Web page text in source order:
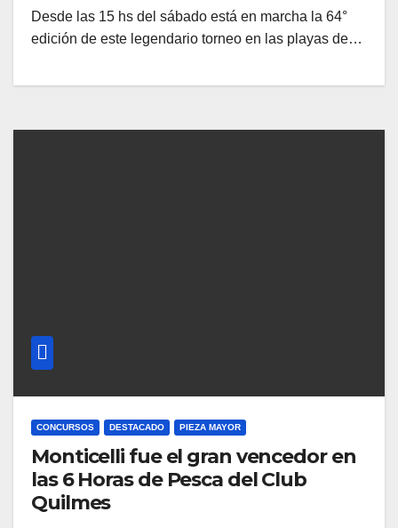
Desde las 15 hs del sábado está en marcha la 64°
edición de este legendario torneo en las playas de…
CONCURSOS DESTACADO PIEZA MAYOR
Monticelli fue el gran vencedor en
las 6 Horas de Pesca del Club
Quilmes